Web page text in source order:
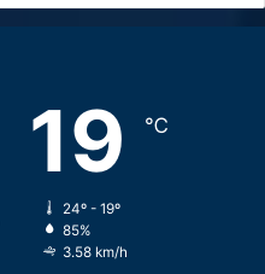
19 ℃
24º - 19º
85%
3.58 km/h